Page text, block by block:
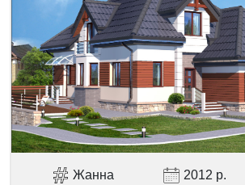
Facebook
ViberTelegramWhatsApp
Pinterest
Жанна 2012 р.